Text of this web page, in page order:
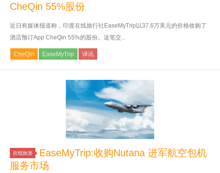
CheQin 55%股份
近日有媒体报道称，印度在线旅行社EaseMyTrip以37.6万美元的价格收购了
酒店预订App CheQin 55%的股份。这笔交...
CheQin EaseMyTrip 译讯
在线旅游
EaseMyTrip:收购Nutana 进军航空包机
服务市场